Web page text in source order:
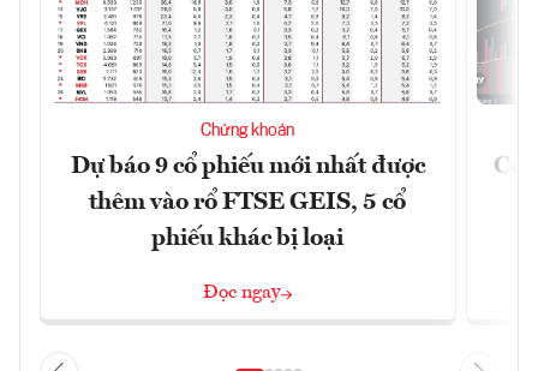
Chứng khoán
Dự báo 9 cổ phiếu mới nhất được
thêm vào rổ FTSE GEIS, 5 cổ
phiếu khác bị loại
Đọc ngay
Có